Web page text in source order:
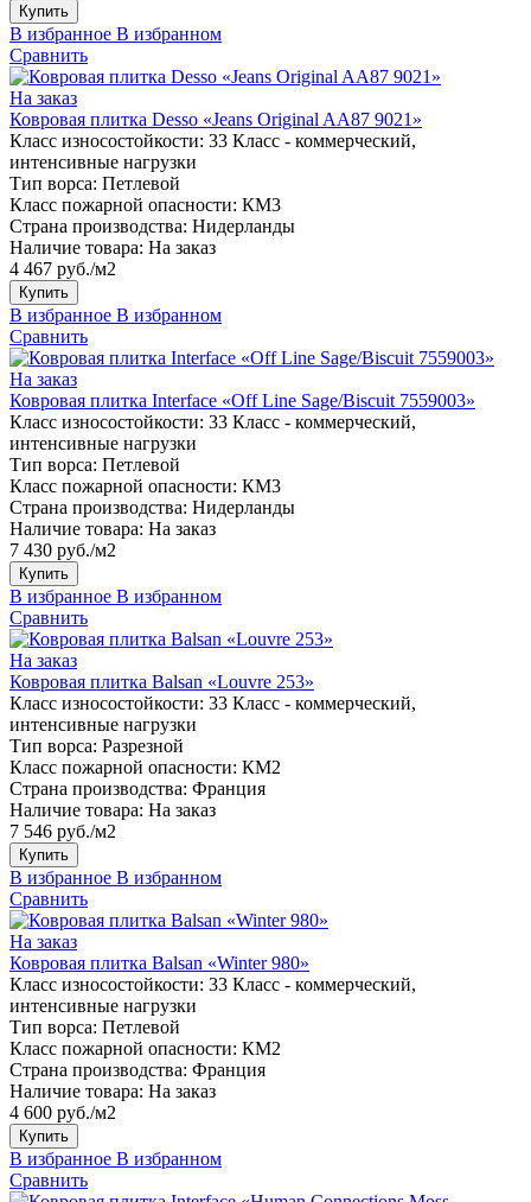
Купить
В избранное В избранном
Сравнить
На заказ
Ковровая плитка Desso «Jeans Original AA87 9021»
Класс износостойкости: 33 Класс - коммерческий,
интенсивные нагрузки
Тип ворса: Петлевой
Класс пожарной опасности: КМ3
Страна производства: Нидерланды
Наличие товара: На заказ
4 467 руб./м2
Купить
В избранное В избранном
Сравнить
На заказ
Ковровая плитка Interface «Off Line Sage/Biscuit 7559003»
Класс износостойкости: 33 Класс - коммерческий,
интенсивные нагрузки
Тип ворса: Петлевой
Класс пожарной опасности: КМ3
Страна производства: Нидерланды
Наличие товара: На заказ
7 430 руб./м2
Купить
В избранное В избранном
Сравнить
На заказ
Ковровая плитка Balsan «Louvre 253»
Класс износостойкости: 33 Класс - коммерческий,
интенсивные нагрузки
Тип ворса: Разрезной
Класс пожарной опасности: КМ2
Страна производства: Франция
Наличие товара: На заказ
7 546 руб./м2
Купить
В избранное В избранном
Сравнить
На заказ
Ковровая плитка Balsan «Winter 980»
Класс износостойкости: 33 Класс - коммерческий,
интенсивные нагрузки
Тип ворса: Петлевой
Класс пожарной опасности: КМ2
Страна производства: Франция
Наличие товара: На заказ
4 600 руб./м2
Купить
В избранное В избранном
Сравнить